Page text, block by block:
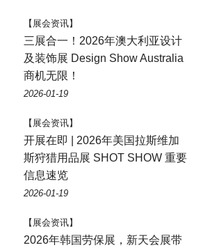
【展会资讯】
三展合一！2026年澳大利亚设计
及装饰展 Design Show Australia
商机无限！
2026-01-19
【展会资讯】
开展在即 | 2026年美国拉斯维加
斯狩猎用品展 SHOT SHOW 重要
信息速览
2026-01-19
【展会资讯】
2026年韩国劳保展，新天会展带